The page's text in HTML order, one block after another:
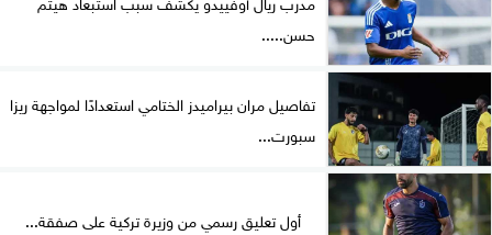
حسن.....
تفاصيل مران بيراميدز الختامي استعدادًا لمواجهة ريزا
سبورت...
أول تعليق رسمي من وزيرة تركية على صفقة...